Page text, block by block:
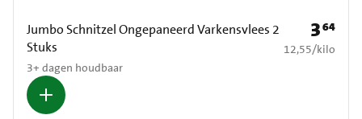
Jumbo Schnitzel Ongepaneerd Varkensvlees 2
Stuks
3+ dagen houdbaar
Prijs: €
364
€ 12,55 per kilo
12,55/kilo